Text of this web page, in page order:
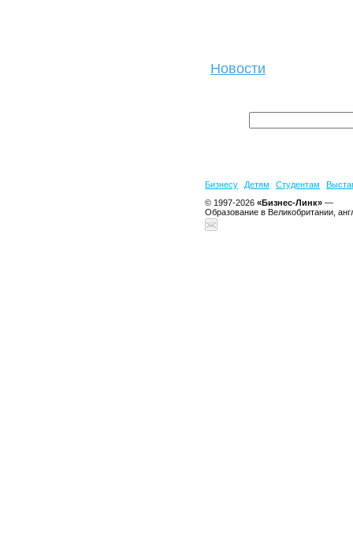
Новости
Бизнесу Детям Студентам
© 1997-2026 «Бизнес-Линк» —
Образование в Великобритании,